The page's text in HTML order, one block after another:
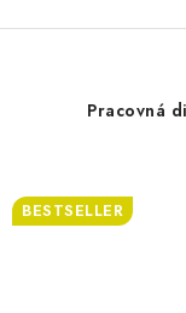
Pracovná
BESTSELLER